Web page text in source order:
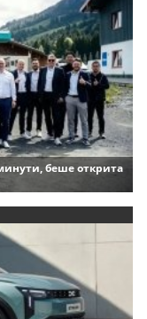
беше открита